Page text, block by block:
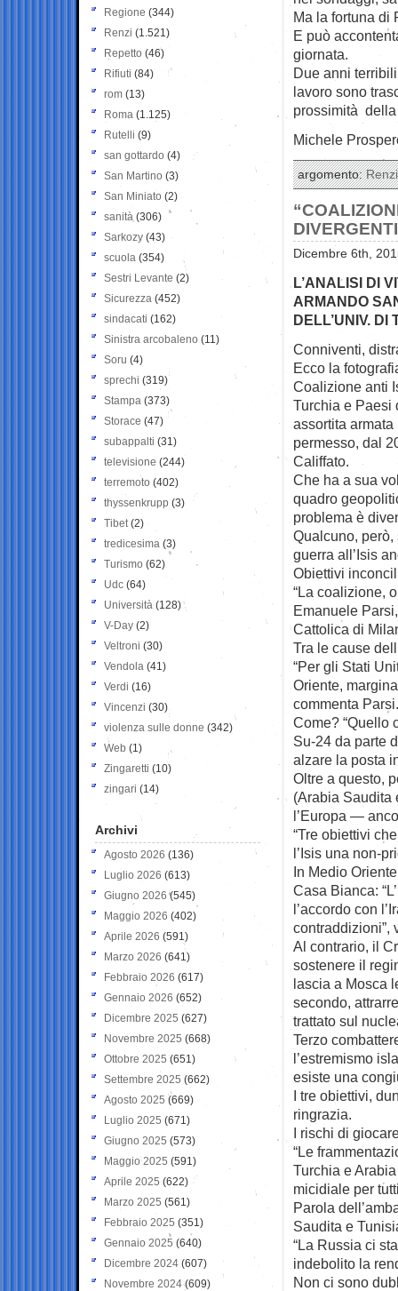
Ma la fortuna di
E può
giornata.
Due anni
lavoro sono
prossimità della
Michele
argomento:Renzi
Dicembre 6th,
L’ANALISI DI
ARMANDO
DELL’UNIV. DI
Conniventi,
Ecco la
Coalizione anti
Turchia e Paesi
assortita
permesso, dal
Califfato.
Che ha a sua
quadro
problema è
Qualcuno,
guerra all’Isis
Obiettivi
“La coalizione,
Emanuele
Cattolica di
Tra le cause
“Per gli Stati
Oriente,
commenta Parsi.
Come? “Quello
Su-24 da parte
alzare la posta
Oltre a questo,
(Arabia Saudita
l’Europa —
“Tre obiettivi
l’Isis una non-
In Medio
Casa Bianca:
l’accordo con
contraddizioni”,
Al contrario, il
sostenere il
lascia a Mosca
secondo,
trattato sul
Terzo
l’estremismo
esiste una
I tre obiettivi,
ringrazia.
I rischi di
“Le
Turchia e
micidiale per
Parola
Saudita e
“La Russia ci
indebolito la
Non ci sono
Regione (344)
Renzi (1.521)
Repetto (46)
Rifiuti (84)
rom (13)
Roma (1.125)
Rutelli (9)
san gottardo (4)
San Martino (3)
San Miniato (2)
sanità (306)
Sarkozy (43)
scuola (354)
Sestri Levante (2)
Sicurezza (452)
sindacati (162)
Sinistra arcobaleno (11)
Soru (4)
sprechi (319)
Stampa (373)
Storace (47)
subappalti (31)
televisione(244)
terremoto (402)
thyssenkrupp (3)
Tibet(2)
tredicesima (3)
Turismo (62)
Udc (64)
Università (128)
V-Day (2)
Veltroni (30)
Vendola (41)
Verdi (16)
Vincenzi (30)
violenza sulle donne (342)
Web (1)
Zingaretti (10)
zingari (14)
Archivi
Agosto 2026 (136)
Luglio 2026 (613)
Giugno 2026 (545)
Maggio 2026 (402)
Aprile 2026 (591)
Marzo 2026 (641)
Febbraio 2026 (617)
Gennaio 2026 (652)
Dicembre 2025 (627)
Novembre 2025 (668)
Ottobre 2025 (651)
Settembre 2025 (662)
Agosto 2025 (669)
Luglio 2025 (671)
Giugno 2025 (573)
Maggio 2025 (591)
Aprile 2025 (622)
Marzo 2025 (561)
Febbraio 2025 (351)
Gennaio 2025 (640)
Dicembre 2024 (607)
Novembre 2024(609)